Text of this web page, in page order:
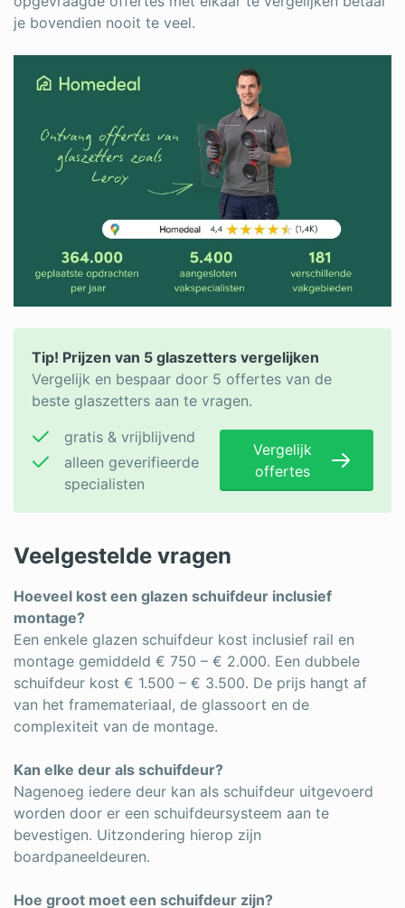
je bovendien nooit te veel.
Tip! Prijzen van 5 glaszetters vergelijken
Vergelijk en bespaar door 5 offertes van de
beste glaszetters aan te vragen.
gratis & vrijblijvend
alleen geverifieerde
specialisten
Vergelijk
offertes
Veelgestelde vragen
Hoeveel kost een glazen schuifdeur inclusief
montage?
Een enkele glazen schuifdeur kost inclusief rail en
montage gemiddeld € 750 – € 2.000. Een dubbele
schuifdeur kost € 1.500 – € 3.500. De prijs hangt af
van het framemateriaal, de glassoort en de
complexiteit van de montage.
Kan elke deur als schuifdeur?
Nagenoeg iedere deur kan als schuifdeur uitgevoerd
worden door er een schuifdeursysteem aan te
bevestigen. Uitzondering hierop zijn
boardpaneeldeuren.
Hoe groot moet een schuifdeur zijn?